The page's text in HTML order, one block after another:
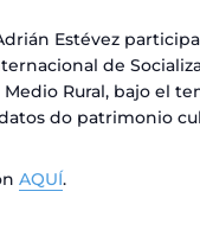
Estévez
de
Rural, bajo el
do patrimonio
AQUÍ.